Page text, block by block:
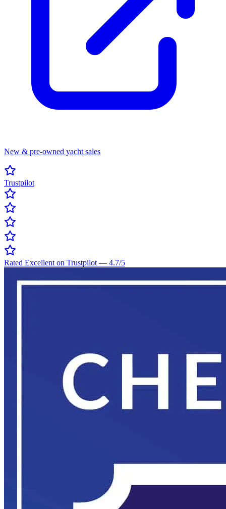
New & pre-owned yacht sales
Trustpilot
Rated Excellent on Trustpilot — 4.7/5